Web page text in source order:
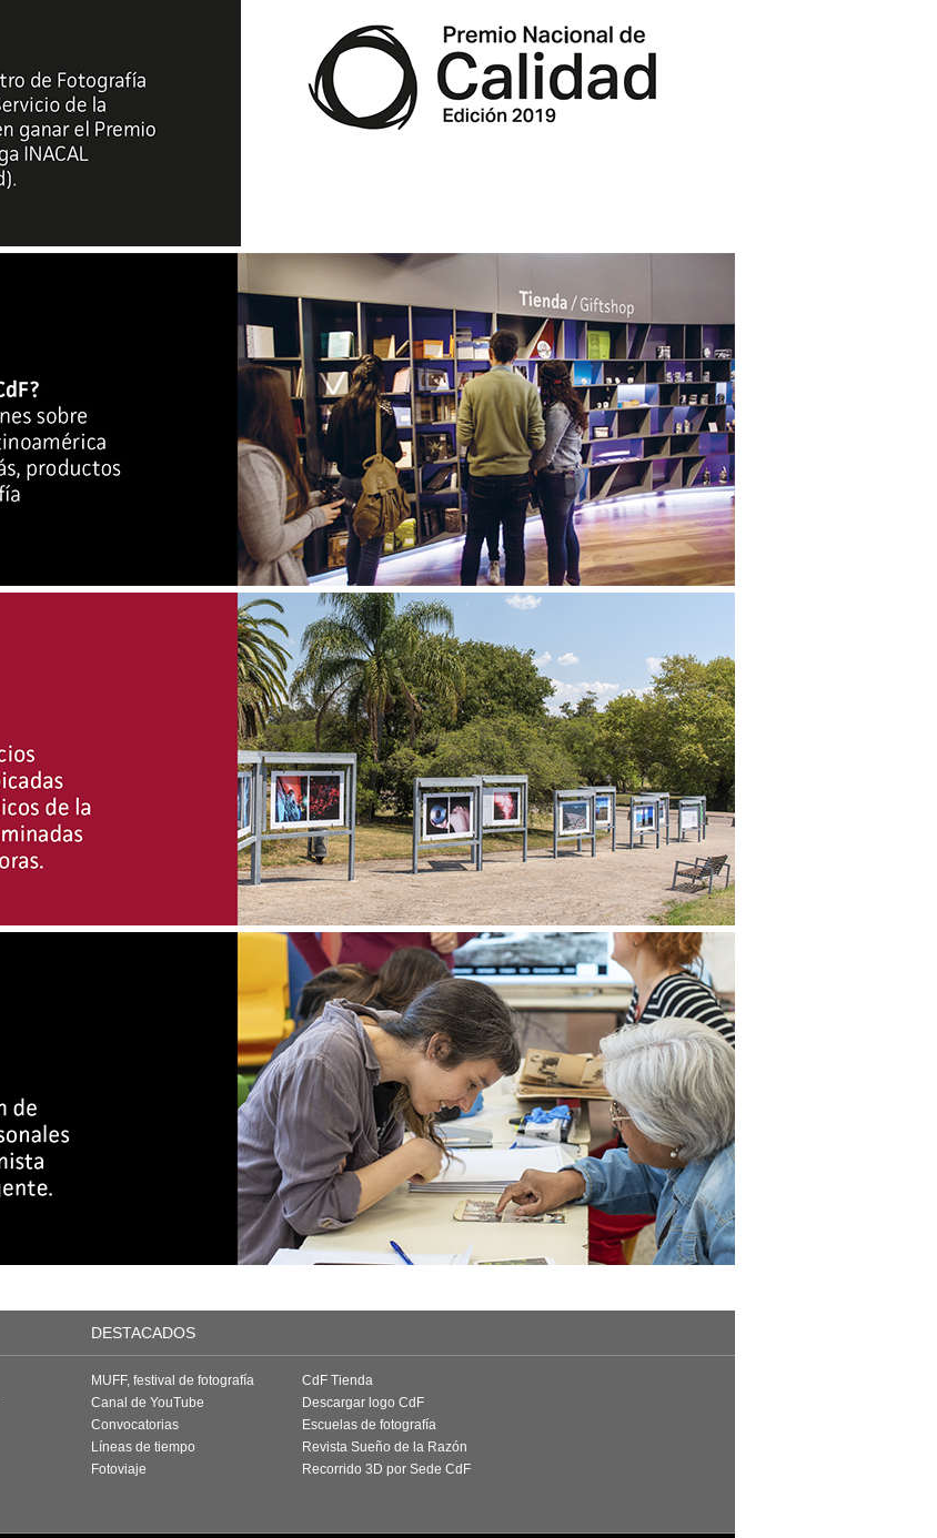
DESTACADOS
MUFF, festival de fotografía
Canal de YouTube
Convocatorias
Líneas de tiempo
Fotoviaje
CdF Tienda
Descargar logo CdF
Escuelas de fotografía
Revista Sueño de la Razón
Recorrido 3D por Sede CdF